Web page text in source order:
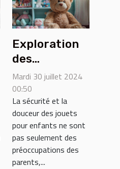
Exploration
des
tendances
des jouets
doux et
sécurisés
pour enfants
Mardi 30 juillet 2024
00:50
La sécurité et la
douceur des jouets
pour enfants ne sont
pas seulement des
préoccupations des
parents,...